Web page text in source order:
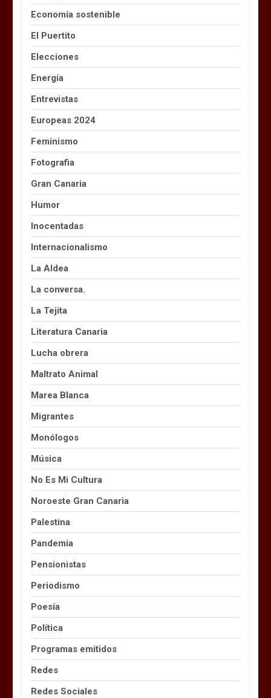
Economía sostenible
El Puertito
Elecciones
Energía
Entrevistas
Europeas 2024
Feminismo
Fotografia
Gran Canaria
Humor
Inocentadas
Internacionalismo
La Aldea
La conversa.
La Tejita
Literatura Canaria
Lucha obrera
Maltrato Animal
Marea Blanca
Migrantes
Monólogos
Música
No Es Mi Cultura
Noroeste Gran Canaria
Palestina
Pandemia
Pensionistas
Periodismo
Poesía
Política
Programas emitidos
Redes
Redes Sociales